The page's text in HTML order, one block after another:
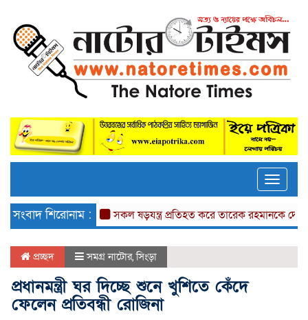
Toggle
সংবাদ শিরোনাম :সকল ষড়যন্ত্র প্রতিহত করে তারেক রহমানকে দেশে আনতে
প্রচ্ছদ সমগ্র নাটোর,সিংড়া
প্রধানমন্ত্রী ঘর দিচ্ছে শুনে খুশিতে কেঁদে
ফেলেন প্রতিবন্ধী রোজিনা